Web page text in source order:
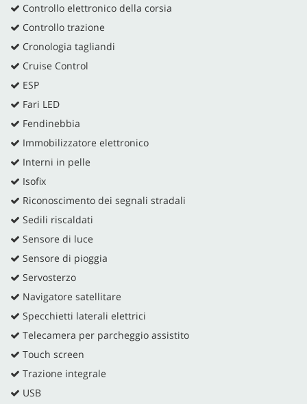
Controllo elettronico della corsia
Controllo trazione
Cronologia tagliandi
Cruise Control
ESP
Fari LED
Fendinebbia
Immobilizzatore elettronico
Interni in pelle
Isofix
Riconoscimento dei segnali stradali
Sedili riscaldati
Sensore di luce
Sensore di pioggia
Servosterzo
Navigatore satellitare
Specchietti laterali elettrici
Telecamera per parcheggio assistito
Touch screen
Trazione integrale
USB